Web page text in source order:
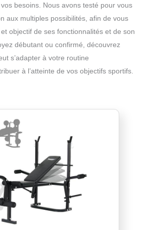
besoins. Nous avons testé pour vous
aux multiples possibilités, afin de vous
objectif de ses fonctionnalités et de son
débutant ou confirmé, découvrez
s’adapter à votre routine
à l’atteinte de vos objectifs sportifs.